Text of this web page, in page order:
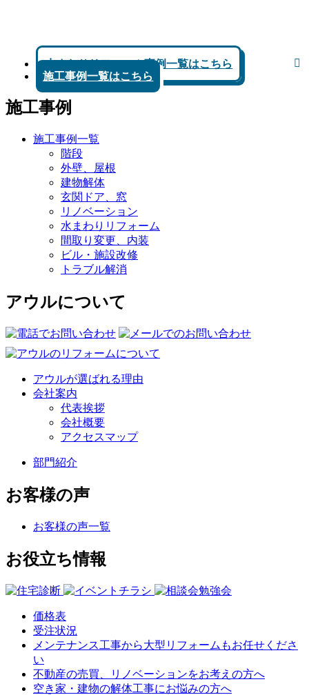
水まわりリフォーム事例一覧はこちら
施工事例一覧はこちら
施工事例
施工事例一覧
階段
外壁、屋根
建物解体
玄関ドア、窓
リノベーション
水まわりリフォーム
間取り変更、内装
ビル・施設改修
トラブル解消
アウルについて
アウルが選ばれる理由
会社案内
代表挨拶
会社概要
アクセスマップ
部門紹介
お客様の声
お客様の声一覧
お役立ち情報
価格表
受注状況
メンテナンス工事から大型リフォームもお任せくださ
い
不動産の売買、リノベーションをお考えの方へ
空き家・建物の解体工事にお悩みの方へ